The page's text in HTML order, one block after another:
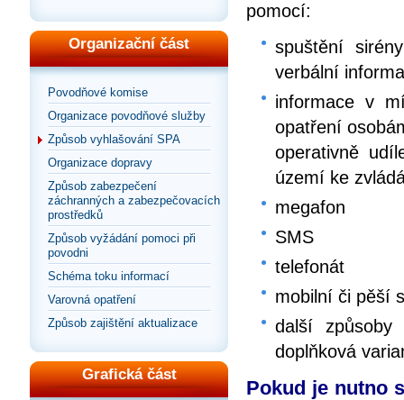
Organizační část
Povodňové komise
Organizace povodňové služby
Způsob vyhlašování SPA
Organizace dopravy
Způsob zabezpečení
záchranných a zabezpečovacích
prostředků
Způsob vyžádání pomoci při
povodni
Schéma toku informací
Varovná opatření
Způsob zajištění aktualizace
Grafická část
pomocí:
spuštění
verbální
informace v
opatření
operativně
území ke
megafon
SMS
telefonát
mobilní či pěší
další
doplňková
Pokud je nutno